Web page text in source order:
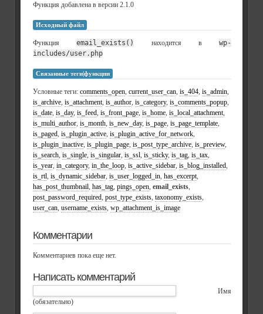
Функция добавлена в версии 2.1.0
Исходный файл
Функцияemail_exists() находится в wp-
includes/user.php
Связанные теги|функции
Условные теги: comments_open, current_user_can, is_404, is_admin,
is_archive, is_attachment, is_author, is_category, is_comments_popup,
is_date, is_day, is_feed, is_front_page, is_home, is_local_attachment,
is_multi_author, is_month, is_new_day, is_page, is_page_template,
is_paged, is_plugin_active, is_plugin_active_for_network,
is_plugin_inactive, is_plugin_page, is_post_type_archive, is_preview,
is_search, is_single, is_singular, is_ssl, is_sticky, is_tag, is_tax,
is_year, in_category, in_the_loop, is_active_sidebar, is_blog_installed,
is_rtl, is_dynamic_sidebar, is_user_logged_in, has_excerpt,
has_post_thumbnail, has_tag, pings_open, email_exists,
post_password_required, post_type_exists, taxonomy_exists,
user_can, username_exists, wp_attachment_is_image
Комментарии
Комментариев пока еще нет.
Написать комментарий
Имя
(обязательно)